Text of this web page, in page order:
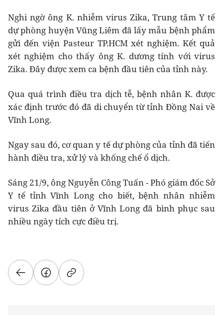
Nghi ngờ ông K. nhiễm virus Zika, Trung tâm Y tế
dự phòng huyện Vũng Liêm đã lấy mẫu bệnh phẩm
gửi đến viện Pasteur TP.HCM xét nghiệm. Kết quả
xét nghiệm cho thấy ông K. dương tính với virus
Zika. Đây được xem ca bệnh đầu tiên của tỉnh này.
Qua quá trình điều tra dịch tễ, bệnh nhân K. được
xác định trước đó đã di chuyển từ tỉnh Đồng Nai về
Vĩnh Long.
Ngay sau đó, cơ quan y tế dự phòng của tỉnh đã tiến
hành điều tra, xử lý và khống chế ổ dịch.
Sáng 21/9, ông Nguyễn Công Tuấn - Phó giám đốc Sở
Y tế tỉnh Vĩnh Long cho biết, bệnh nhân nhiễm
virus Zika đầu tiên ở Vĩnh Long đã bình phục sau
nhiều ngày tích cực điều trị.